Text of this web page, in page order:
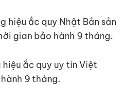
hiệu ắc quy Nhật Bản sản
gian bảo hành 9 tháng.
hiệu ắc quy uy tín Việt
9 tháng.